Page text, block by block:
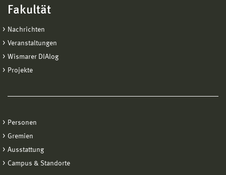
Fakultät
Nachrichten
Veranstaltungen
Wismarer DIAlog
Projekte
Personen
Gremien
Ausstattung
Campus & Standorte